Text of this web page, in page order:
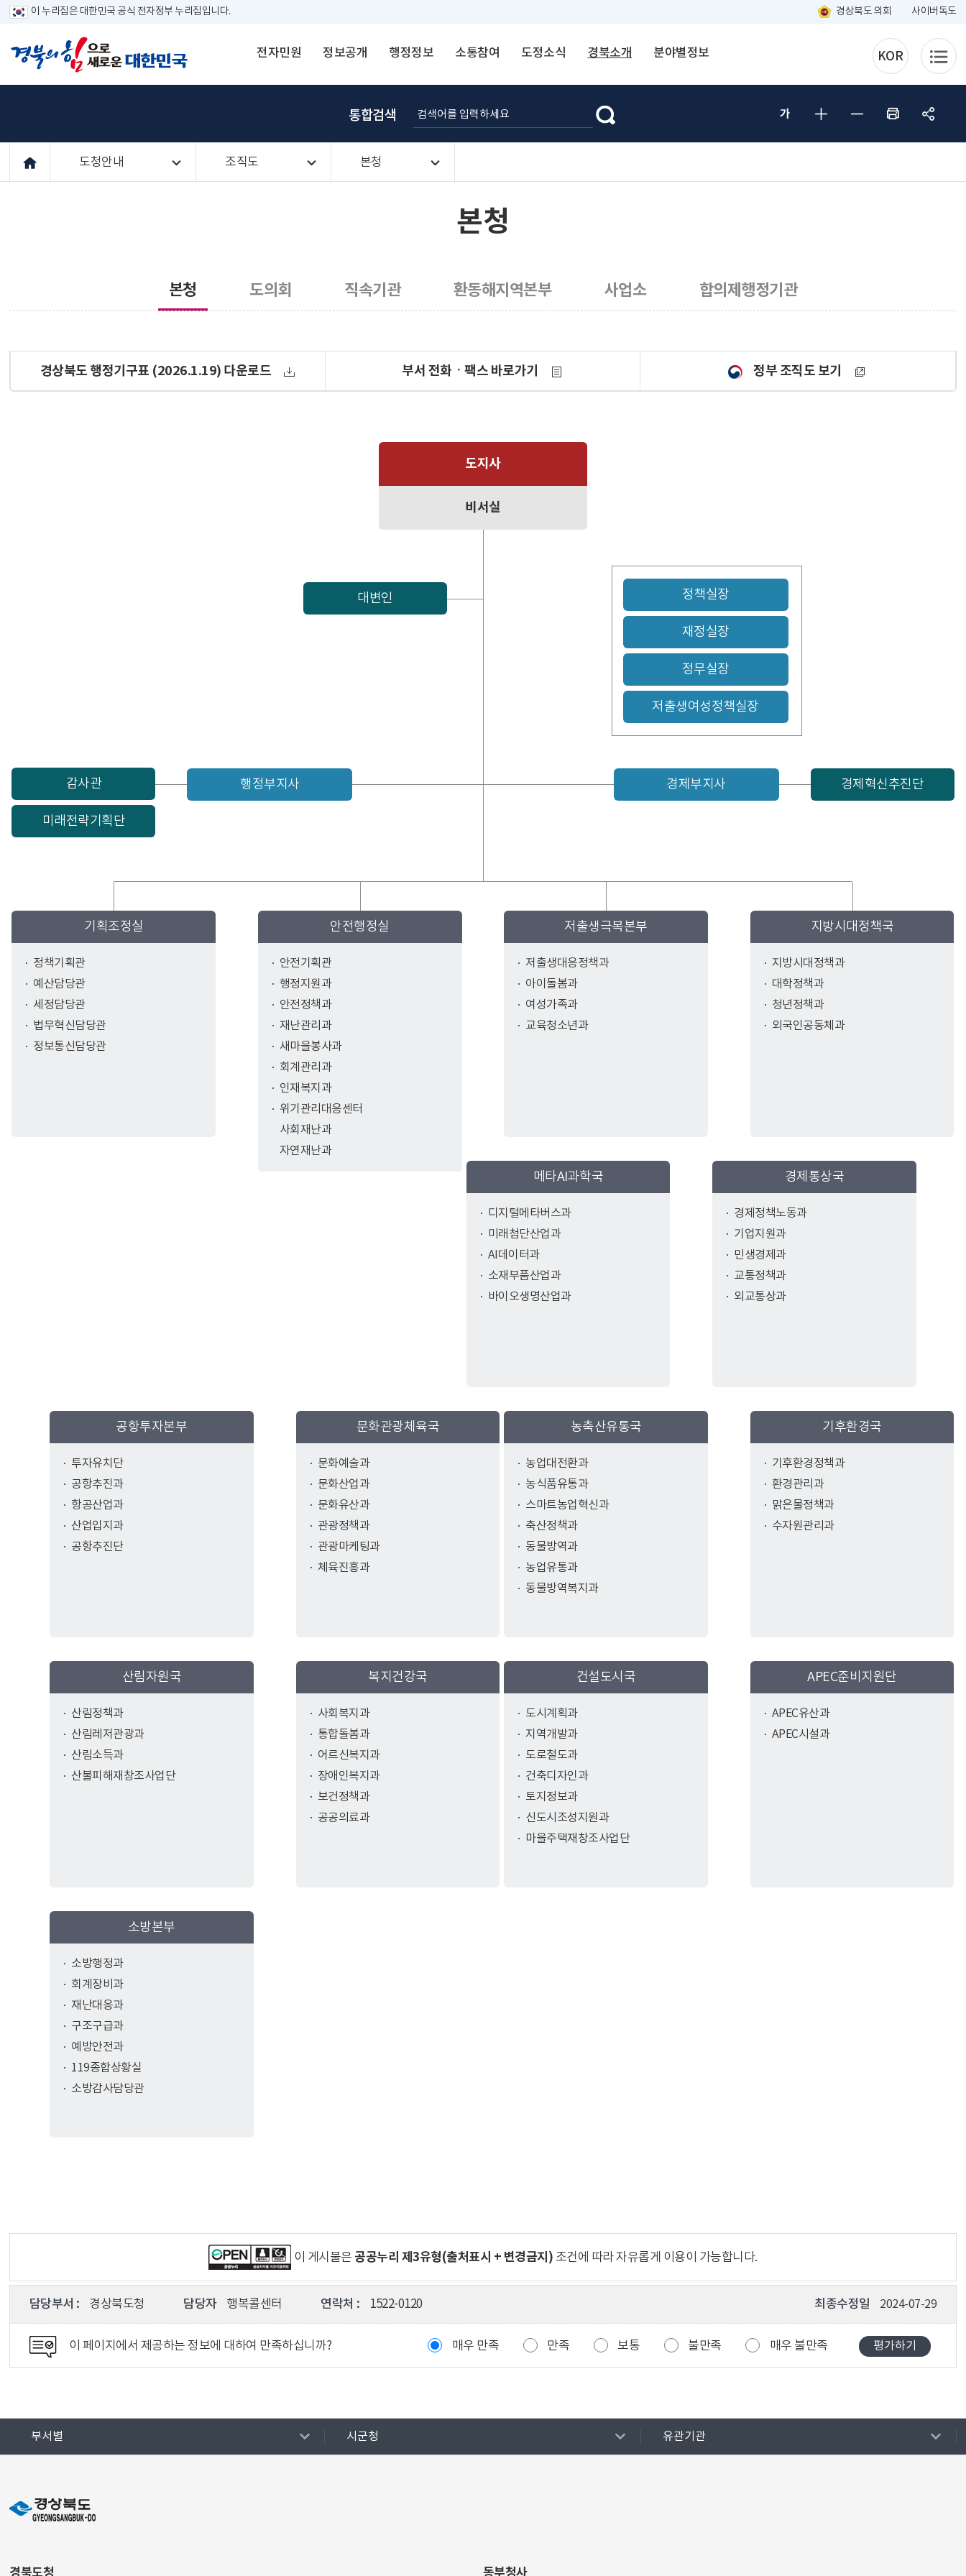
이 누리집은 대한민국 공식 전자정부 누리집입니다. 경상북도 의회 사이버독도
전자민원 정보공개 행정정보 소통참여 도정소식 경북소개 분야별정보 KOR
통합검색
도청안내 조직도 본청
본청
본청 도의회 직속기관 환동해지역본부 사업소 합의제행정기관
경상북도 행정기구표 (2026.1.19) 다운로드 부서 전화ㆍ팩스 바로가기 정부 조직도 보기
도지사
비서실
행정부지사
감사관
미래전략기획단
경제부지사 경제혁신추진단
정책실장
재정실장
정무실장
저출생여성정책실장
대변인
기획조정실
정책기획관
예산담당관
세정담당관
법무혁신담당관
정보통신담당관
안전행정실
안전기획관
행정지원과
안전정책과
재난관리과
새마을봉사과
회계관리과
인재복지과
위기관리대응센터
사회재난과
자연재난과
저출생극복본부
저출생대응정책과
아이돌봄과
여성가족과
교육청소년과
지방시대정책국
지방시대정책과
대학정책과
청년정책과
외국인공동체과
메타AI과학국
디지털메타버스과
미래첨단산업과
AI데이터과
소재부품산업과
바이오생명산업과
경제통상국
경제정책노동과
기업지원과
민생경제과
교통정책과
외교통상과
공항투자본부
투자유치단
공항추진과
항공산업과
산업입지과
공항추진단
문화관광체육국
문화예술과
문화산업과
문화유산과
관광정책과
관광마케팅과
체육진흥과
농축산유통국
농업대전환과
농식품유통과
스마트농업혁신과
축산정책과
동물방역과
농업유통과
동물방역복지과
기후환경국
기후환경정책과
환경관리과
맑은물정책과
수자원관리과
산림자원국
산림정책과
산림레저관광과
산림소득과
산불피해재창조사업단
복지건강국
사회복지과
통합돌봄과
어르신복지과
장애인복지과
보건정책과
공공의료과
건설도시국
도시계획과
지역개발과
도로철도과
건축디자인과
토지정보과
신도시조성지원과
마을주택재창조사업단
APEC준비지원단
APEC유산과
APEC시설과
소방본부
소방행정과
회계장비과
재난대응과
구조구급과
예방안전과
119종합상황실
소방감사담당관
이 게시물은 공공누리 제3유형(출처표시 + 변경금지) 조건에 따라 자유롭게 이용이 가능합니다.
담당부서 : 경상북도청 담당자 행복콜센터 연락처 : 1522-0120 최종수정일 2024-07-29
이 페이지에서 제공하는 정보에 대하여 만족하십니까? 매우 만족 만족 보통 불만족 매우 불만족
부서별 시군청 유관기관
경북도청 동부청사